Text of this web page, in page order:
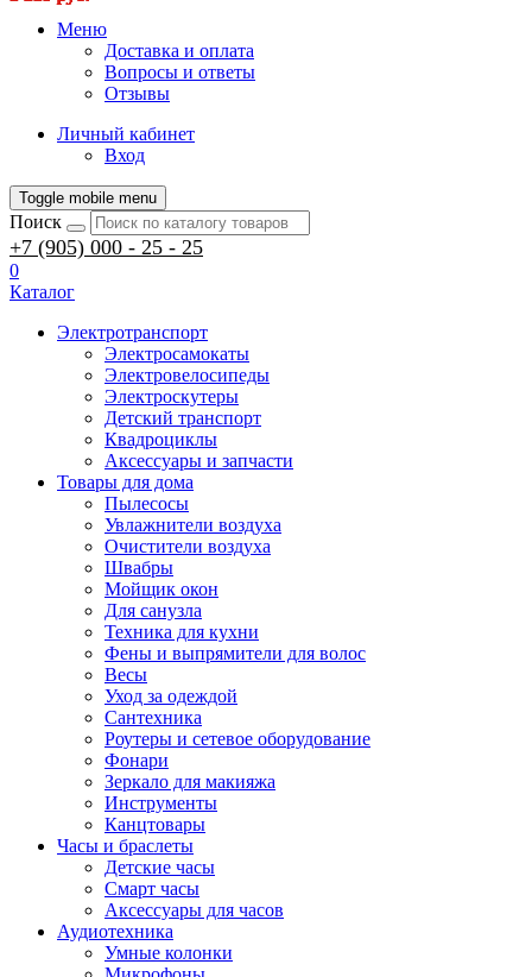
Меню
Доставка и оплата
Вопросы и ответы
Отзывы
Личный кабинет
Вход
Toggle mobile menu
Поиск
+7 (905) 000 - 25 - 25
0
Каталог
Электротранспорт
Электросамокаты
Электровелосипеды
Электроскутеры
Детский транспорт
Квадроциклы
Аксессуары и запчасти
Товары для дома
Пылесосы
Увлажнители воздуха
Очистители воздуха
Швабры
Мойщик окон
Для санузла
Техника для кухни
Фены и выпрямители для волос
Весы
Уход за одеждой
Сантехника
Роутеры и сетевое оборудование
Фонари
Зеркало для макияжа
Инструменты
Канцтовары
Часы и браслеты
Детские часы
Смарт часы
Аксессуары для часов
Аудиотехника
Умные колонки